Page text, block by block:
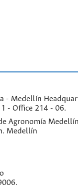
- Medellín
- Office 214 - 06.
Agronomía Medellín
Medellín